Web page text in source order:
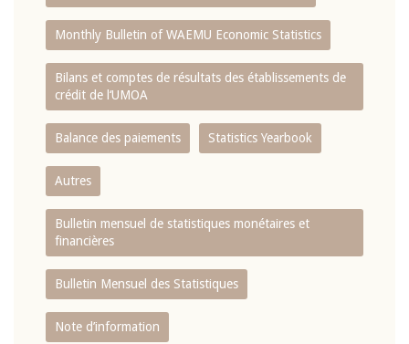
Monthly Bulletin of WAEMU Economic Statistics
Bilans et comptes de résultats des établissements de
crédit de l‘UMOA
Balance des paiements Statistics Yearbook
Autres
Bulletin mensuel de statistiques monétaires et
financières
Bulletin Mensuel des Statistiques
Note d’information